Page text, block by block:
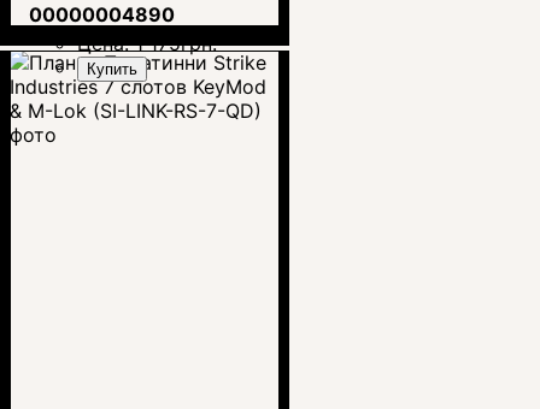
00000004890
Цена:1 175грн.
Купить